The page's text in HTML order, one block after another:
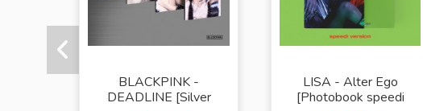
BLACKPINK -
DEADLINE [Silver
LISA - Alter Ego
[Photobook speedi